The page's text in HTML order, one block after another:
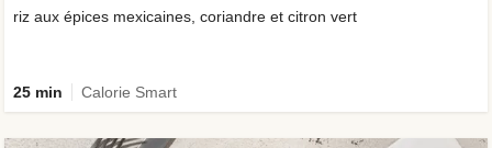
riz aux épices mexicaines, coriandre et citron vert
25 min Calorie Smart